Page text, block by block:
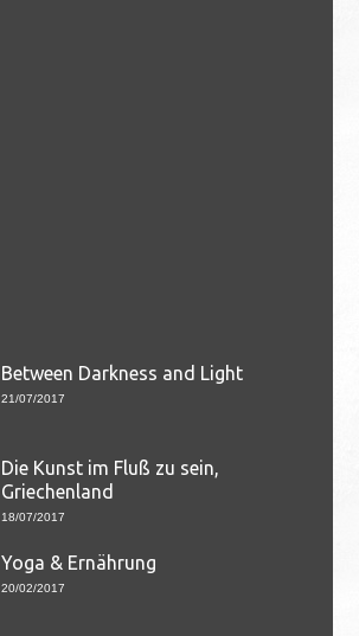
Between Darkness and Light
21/07/2017
Die Kunst im Fluß zu sein,
Griechenland
18/07/2017
Yoga & Ernährung
20/02/2017